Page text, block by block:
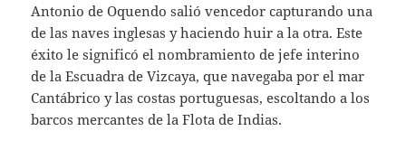
Antonio de Oquendo salió vencedor capturando una
de las naves inglesas y haciendo huir a la otra. Este
éxito le significó el nombramiento de jefe interino
de la Escuadra de Vizcaya, que navegaba por el mar
Cantábrico y las costas portuguesas, escoltando a los
barcos mercantes de la Flota de Indias.